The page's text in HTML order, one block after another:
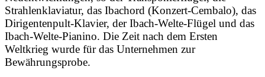
Strahlenklaviatur, das Ibachord (Konzert-Cembalo), das
Dirigentenpult-Klavier, der Ibach-Welte-Flügel und das
Ibach-Welte-Pianino. Die Zeit nach dem Ersten
Weltkrieg wurde für das Unternehmen zur
Bewährungsprobe.